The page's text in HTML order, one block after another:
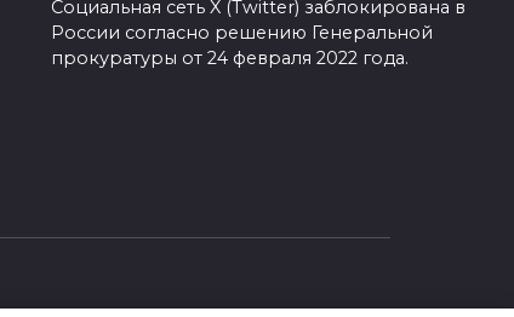
Социальная сеть X (Twitter) заблокирована в
России согласно решению Генеральной
прокуратуры от 24 февраля 2022 года.